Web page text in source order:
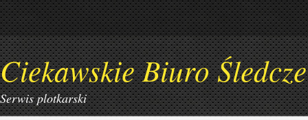
Ciekawskie Biuro Śledcze
Serwis plotkarski